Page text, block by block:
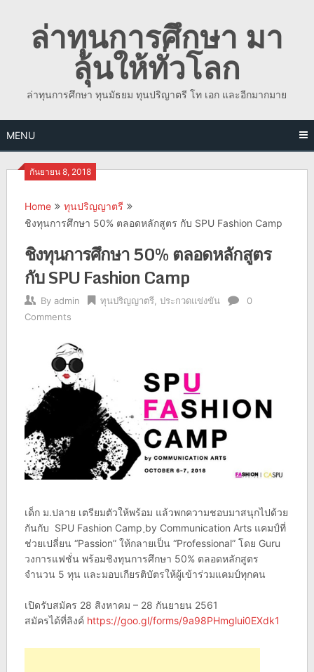
contentล่าทุนการศึกษา มา
ลุ้นให้ทั่วโลก
ล่าทุนการศึกษา ทุนมัธยม ทุนปริญาตรี โท เอก และอีกมากมาย
MENU
กันยายน 8, 2018
Home
ทุนปริญญาตรี
ชิงทุนการศึกษา 50% ตลอดหลักสูตร กับ SPU Fashion Camp
ชิงทุนการศึกษา 50% ตลอดหลักสูตร
กับ SPU Fashion Camp
By admin ทุนปริญญาตรี, ประกวดแข่งขัน
0
Comments
เด็ก ม.ปลาย เตรียมตัวให้พร้อม แล้วพกความชอบมาสนุกไปด้วย
กันกับ SPU Fashion Camp ฺby Communication Arts แคมป์ที่
ช่วยเปลี่ยน “Passion” ให้กลายเป็น “Professional” โดย Guru
วงการแฟชั่น พร้อมชิงทุนการศึกษา 50% ตลอดหลักสูตร
จำนวน 5 ทุน และมอบเกียรติบัตรให้ผู้เข้าร่วมแคมป์ทุกคน
เปิดรับสมัคร 28 สิงหาคม – 28 กันยายน 2561
สมัครได้ที่ลิงค์ https://goo.gl/forms/9a98PHmglui0EXdk1